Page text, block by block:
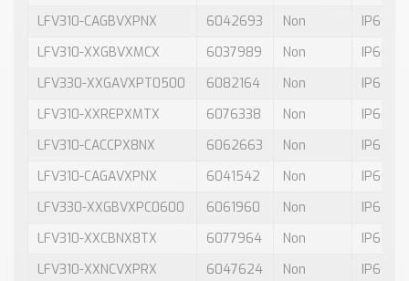
LFV310-CAGBVXPNX
6042693 Non
IP66 /
LFV310-XXGBVXMCX
6037989 Non
IP66 /
LFV330-XXGAVXPT0500
6082164 Non
IP66 /
LFV310-XXREPXMTX
6076338 Non
IP66 /
LFV310-CACCPX8NX
6062663 Non
IP66 /
LFV310-CAGAVXPNX
6041542 Non
IP66 /
LFV330-XXGBVXPC0600
6061960 Non
IP66 /
LFV310-XXCBNX8TX
6077964 Non
IP66 /
LFV310-XXNCVXPRX
6047624 Non IP66 /